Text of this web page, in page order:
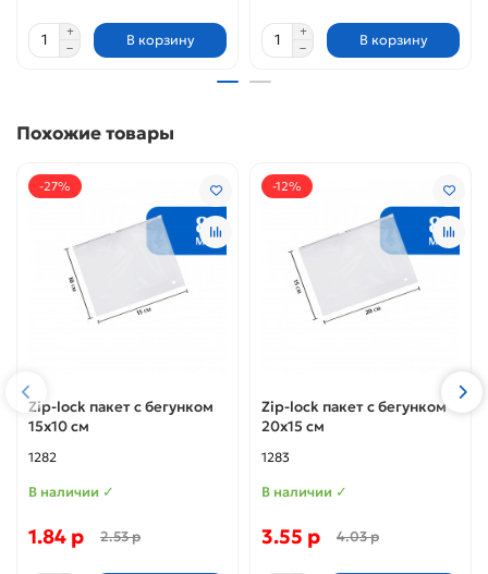
В корзину В корзину
Похожие товары
-27%
Zip-lock пакет с бегунком
15х10 см
1282
В наличии ✓
1.84 р 2.53 р
-12%
Zip-lock пакет с бегунком
20х15 см
1283
В наличии ✓
3.55 р 4.03 р